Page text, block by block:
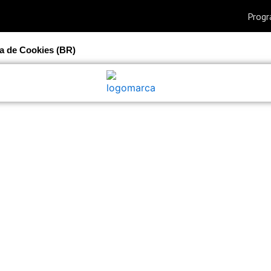
de Cookies (BR)